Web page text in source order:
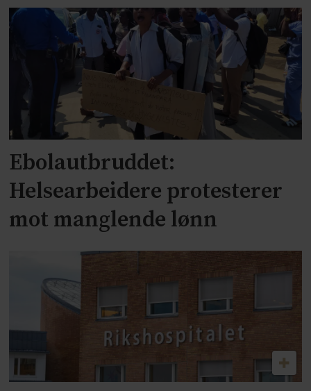
Ebolautbruddet:
Helsearbeidere protesterer
mot manglende lønn